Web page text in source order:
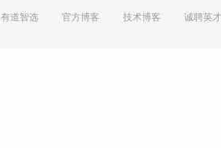
有道智选 官方博客 技术博客 诚聘英才